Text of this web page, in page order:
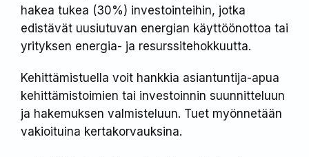
hakea tukea (30%) investointeihin, jotka
edistävät uusiutuvan energian käyttöönottoa tai
yrityksen energia- ja resurssitehokkuutta.
Kehittämistuella voit hankkia asiantuntija-apua
kehittämistoimien tai investoinnin suunnitteluun
ja hakemuksen valmisteluun. Tuet myönnetään
vakioituina kertakorvauksina.